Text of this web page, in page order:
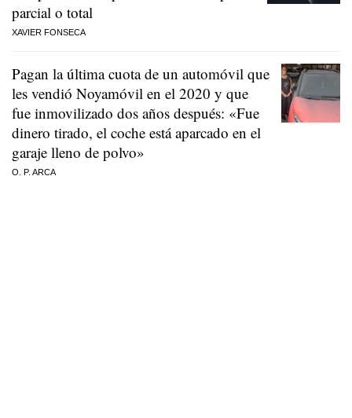
parcial o total
XAVIER FONSECA
Pagan la última cuota de un automóvil que
les vendió Noyamóvil en el 2020 y que
fue inmovilizado dos años después: «Fue
dinero tirado, el coche está aparcado en el
garaje lleno de polvo»
O. P. ARCA